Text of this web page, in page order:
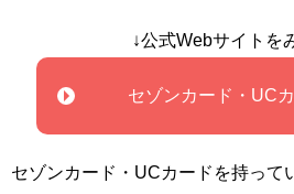
↓公式Webサイトを
セゾンカード・UC
セゾンカード・UCカードを持って